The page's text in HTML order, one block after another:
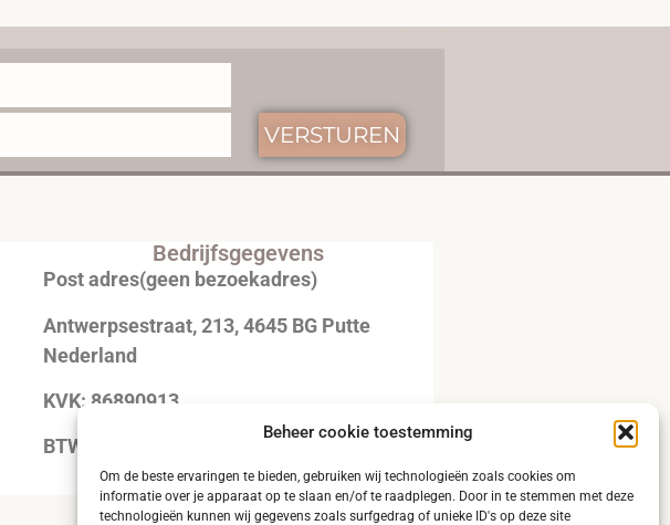
Beheer cookie toestemming
Om de beste ervaringen te bieden, gebruiken wij technologieën zoals cookies om
informatie over je apparaat op te slaan en/of te raadplegen. Door in te stemmen met deze
technologieën kunnen wij gegevens zoals surfgedrag of unieke ID's op deze site
VERSTUREN
Bedrijfsgegevens
Post adres(geen bezoekadres)
Antwerpsestraat, 213, 4645 BG Putte
Nederland
KVK: 86890913
BTW: NL004320792B51